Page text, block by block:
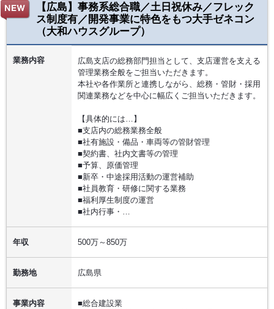
【広島】事務系総合職／土日祝休み／フレック
ス制度有／開発事業に特色をもつ大手ゼネコン
（大和ハウスグループ）
業務内容
広島支店の総務部門担当として、支店運営を支える
管理業務全般をご担当いただきます。
本社や各作業所と連携しながら、総務・管財・採用
関連業務などを中心に幅広くご担当いただきます。
【具体的には…】
■支店内の総務業務全般
■社有施設・備品・車両等の管財管理
■契約書、社内文書等の管理
■予算、原価管理
■新卒・中途採用活動の運営補助
■社員教育・研修に関する業務
■福利厚生制度の運営
■社内行事・…
年収 500万～850万
勤務地 広島県
事業内容
■総合建設業